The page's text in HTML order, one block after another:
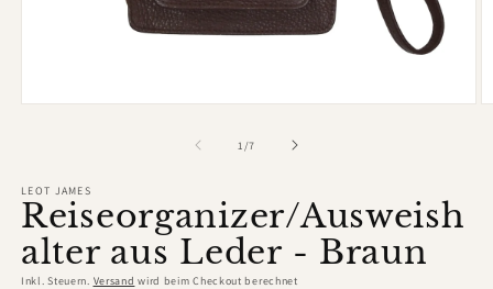
1 /von
7
LEOT JAMES
Reiseorganizer/Ausweish
alter aus Leder - Braun
Inkl. Steuern. Versand wird beim Checkout berechnet